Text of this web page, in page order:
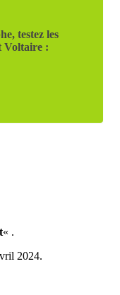
testez les
Voltaire :
« .
2024.